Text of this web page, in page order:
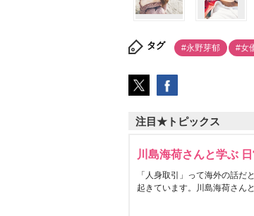
タグ #永野芽郁 #女
注目★トピックス
川島海荷さんと学ぶ
「人身取引」って海外の話だ
起きています。川島海荷さん